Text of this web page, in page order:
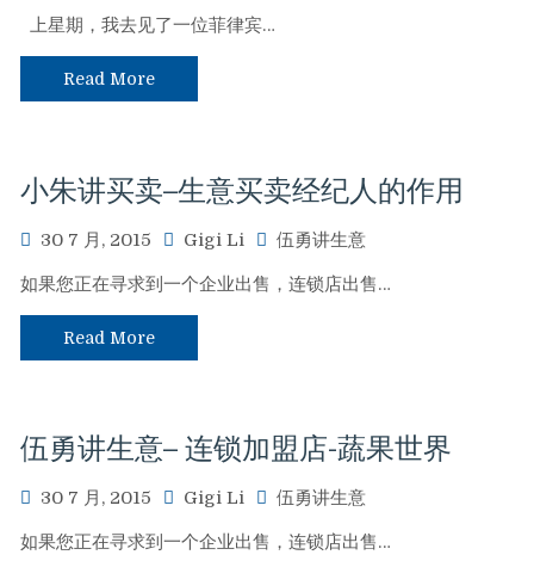
上星期，我去见了一位菲律宾…
Read More
小朱讲买卖–生意买卖经纪人的作用
30 7 月, 2015 Gigi Li 伍勇讲生意
如果您正在寻求到一个企业出售，连锁店出售…
Read More
伍勇讲生意– 连锁加盟店-蔬果世界
30 7 月, 2015 Gigi Li 伍勇讲生意
如果您正在寻求到一个企业出售，连锁店出售…